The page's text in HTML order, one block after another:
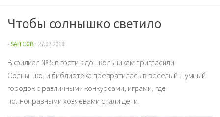
Чтобы солнышко светило
-SAITCGB · 27.07.2018
В филиал № 5 в гости к дошкольникам пригласили
Солнышко, и библиотека превратилась в весёлый шумный
городок с различными конкурсами, играми, где
полноправными хозяевами стали дети.